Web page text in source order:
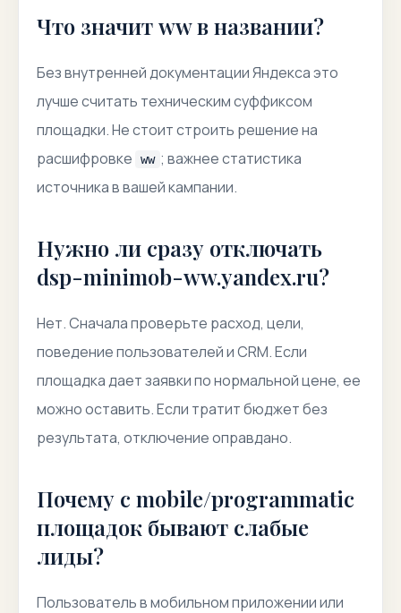
Что значит ww в названии?
Без внутренней документации Яндекса это
лучше считать техническим суффиксом
площадки. Не стоит строить решение на
расшифровке
ww ; важнее статистика
источника в вашей кампании.
Нужно ли сразу отключать
dsp-minimob-ww.yandex.ru?
Нет. Сначала проверьте расход, цели,
поведение пользователей и CRM. Если
площадка дает заявки по нормальной цене, ее
можно оставить. Если тратит бюджет без
результата, отключение оправдано.
Почему с mobile/programmatic
площадок бывают слабые
лиды?
Пользователь в мобильном приложении или